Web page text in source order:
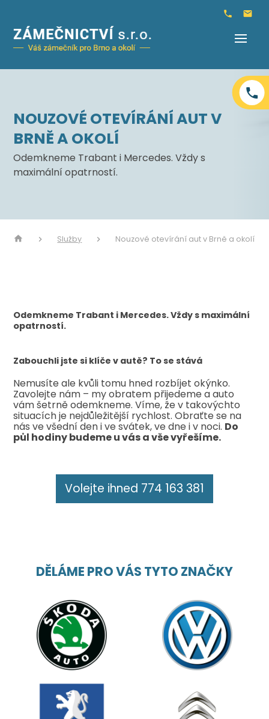
NOUZOVÉ OTEVÍRÁNÍ AUT V
BRNĚ A OKOLÍ
Odemkneme Trabant i Mercedes. Vždy s
maximální opatrností.
Služby Nouzové otevírání aut v Brně a okolí
Odemkneme Trabant i Mercedes. Vždy s maximální
opatrností.
Zabouchli jste si klíče v autě? To se stává
Nemusíte ale kvůli tomu hned rozbíjet okýnko.
Zavolejte nám – my obratem přijedeme a auto
vám šetrně odemkneme. Víme, že v takovýchto
situacích je nejdůležitější rychlost. Obraťte se na
nás ve všední den i ve svátek, ve dne i v noci. Do
půl hodiny budeme u vás a vše vyřešíme.
Volejte ihned 774 163 381
DĚLÁME PRO VÁS TYTO ZNAČKY